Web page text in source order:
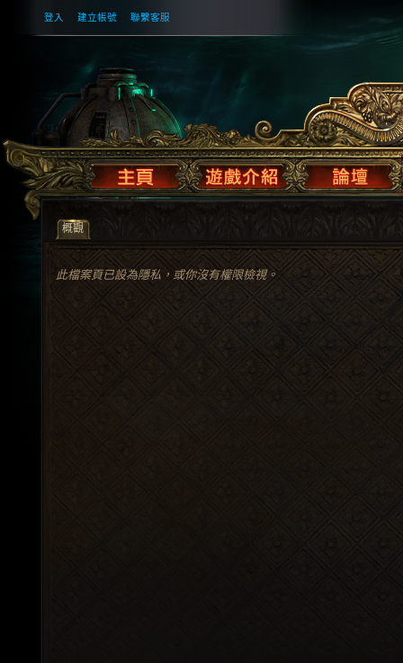
登入 建立帳號 聯繫客服
概觀
此檔案頁已設為隱私，或你沒有權限檢視。